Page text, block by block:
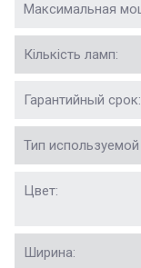
Максимальная
Кількість ламп:
Гарантийный срок:
Тип
Цвет:
Ширина: